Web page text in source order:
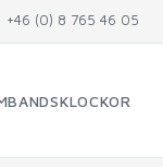
+46 (0) 8 765 46 05